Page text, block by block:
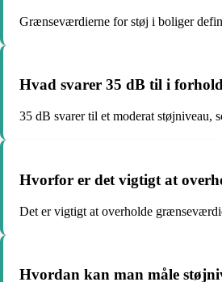
Grænseværdierne for støj i boliger
Hvad svarer 35 dB til i
35 dB svarer til et moderat støjniveau,
Hvorfor er det vigtigt at
Det er vigtigt at overholde
Hvordan kan man måle